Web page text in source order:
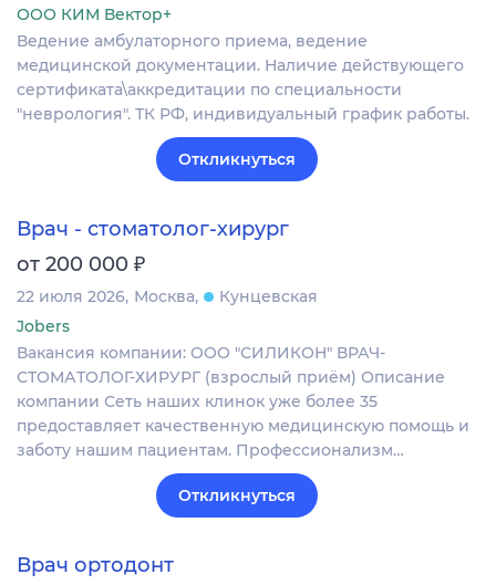
ООО КИМ Вектор+
Ведение амбулаторного приема, ведение
медицинской документации. Наличие действующего
сертификата\аккредитации по специальности
"неврология". ТК РФ, индивидуальный график работы.
Откликнуться
Врач - стоматолог-хирург
от 200 000 ₽
22 июля 2026 Москва
Кунцевская
Jobers
Вакансия компании: ООО "СИЛИКОН" ВРАЧ-
СТОМАТОЛОГ-ХИРУРГ (взрослый приём) Описание
компании Сеть наших клинок уже более 35
предоставляет качественную медицинскую помощь и
заботу нашим пациентам. Профессионализм…
Откликнуться
Врач ортодонт